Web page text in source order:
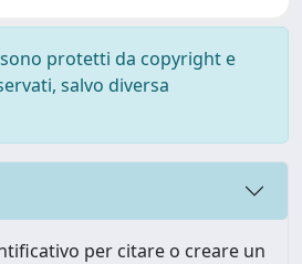
protetti da copyright e
salvo diversa
per citare o creare un